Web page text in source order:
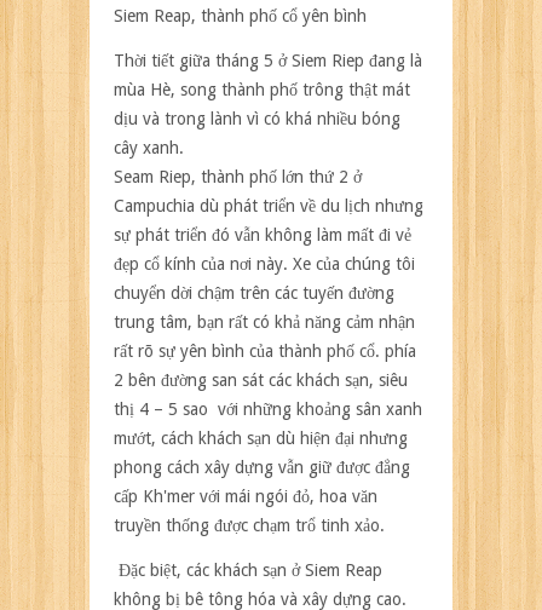
Siem Reap, thành phố cổ yên bình
Thời tiết giữa tháng 5 ở Siem Riep đang là
mùa Hè, song thành phố trông thật mát
dịu và trong lành vì có khá nhiều bóng
cây xanh.
Seam Riep, thành phố lớn thứ 2 ở
Campuchia dù phát triển về du lịch nhưng
sự phát triển đó vẫn không làm mất đi vẻ
đẹp cổ kính của nơi này. Xe của chúng tôi
chuyển dời chậm trên các tuyến đường
trung tâm, bạn rất có khả năng cảm nhận
rất rõ sự yên bình của thành phố cổ. phía
2 bên đường san sát các khách sạn, siêu
thị 4 – 5 sao với những khoảng sân xanh
mướt, cách khách sạn dù hiện đại nhưng
phong cách xây dựng vẫn giữ được đẳng
cấp Kh'mer với mái ngói đỏ, hoa văn
truyền thống được chạm trổ tinh xảo.
Đặc biệt, các khách sạn ở Siem Reap
không bị bê tông hóa và xây dựng cao.